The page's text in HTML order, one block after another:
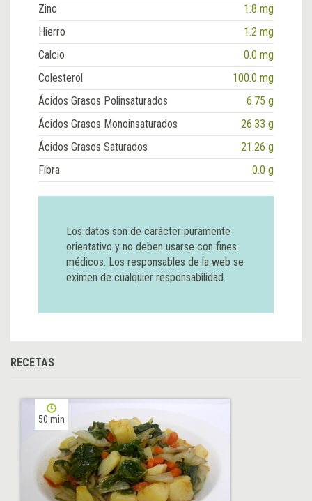
Zinc
1.8 mg
Hierro
1.2 mg
Calcio
0.0 mg
Colesterol
100.0 mg
Ácidos Grasos Polinsaturados
6.75 g
Ácidos Grasos Monoinsaturados
26.33 g
Ácidos Grasos Saturados
21.26 g
Fibra
0.0 g
Los datos son de carácter puramente
orientativo y no deben usarse con fines
médicos. Los responsables de la web se
eximen de cualquier responsabilidad.
RECETAS
50 min